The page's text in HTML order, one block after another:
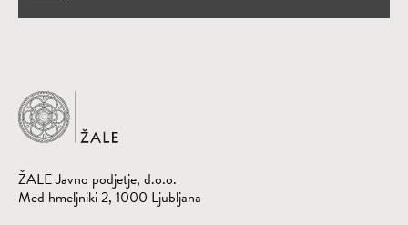
Domov
ŽALE Javno podjetje, d.o.o.
Med hmeljniki 2, 1000 Ljubljana